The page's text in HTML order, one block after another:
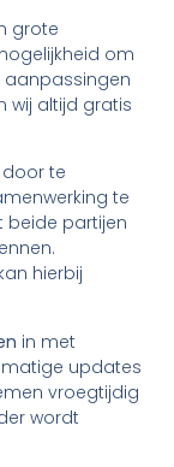
grote
om
aanpassingen
wij altijd gratis
te
te
beide partijen
hierbij
in met
updates
vroegtijdig
wordt